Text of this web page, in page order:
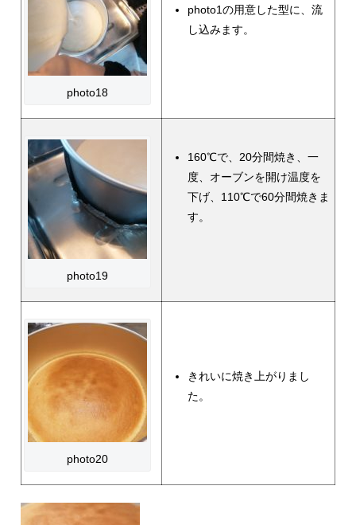
photo18
photo1の用意した型に、流
し込みます。
photo19
160℃で、20分間焼き、一
度、オーブンを開け温度を
下げ、110℃で60分間焼きま
す。
photo20
きれいに焼き上がりまし
た。